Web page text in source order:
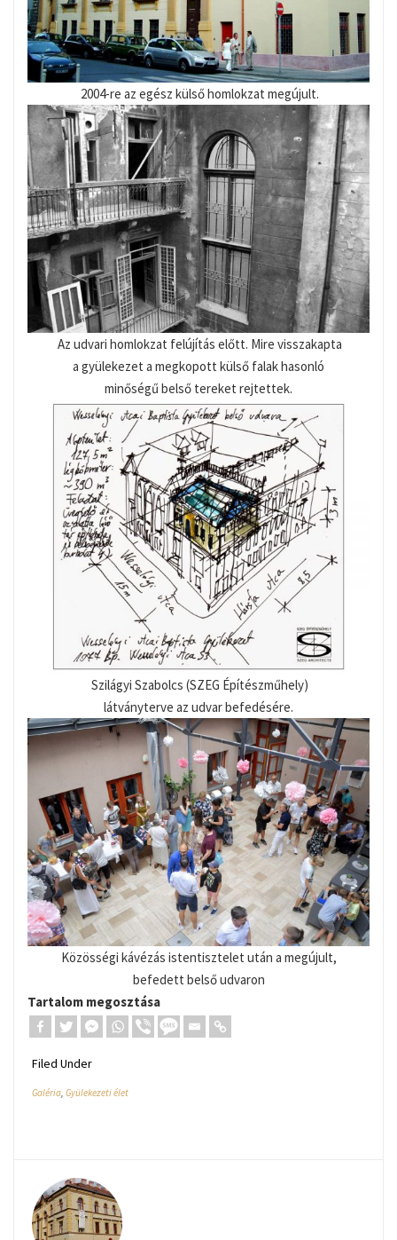
2004-re az egész külső homlokzat megújult.
Az udvari homlokzat felújítás előtt. Mire visszakapta
a gyülekezet a megkopott külső falak hasonló
minőségű belső tereket rejtettek.
Szilágyi Szabolcs (SZEG Építészműhely)
látványterve az udvar befedésére.
Közösségi kávézás istentisztelet után a megújult,
befedett belső udvaron
Tartalom megosztása
Filed Under
Galéria, Gyülekezeti élet